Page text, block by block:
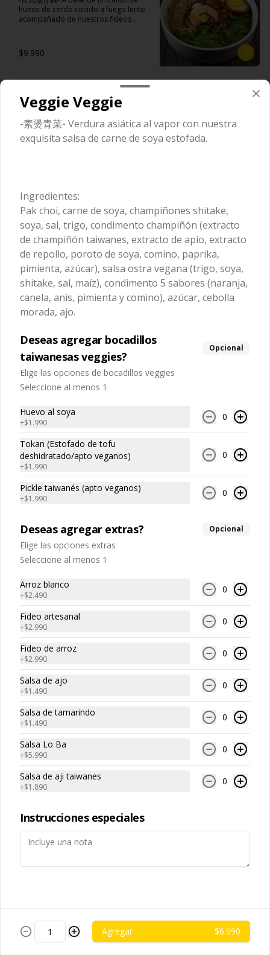
alcohol).
paprika, pimienta, azúcar) , harina de
trigo, pan rallado, maicena, zanahoria
salsa de soya, aceite, pimienta sal
brocoli (o choclo con pepino en su
champiñón taiwanes, extracto de apio,
comino, paprika, pimienta, azúcar,
huevo (opcional), jengibre, cebollín,
salsa de soya, ajo, agua, azúcar, mix
de hierbas (canela, anís, pimienta y
comino), mirin (azúcar, arroz, agua,
hueso de cerdo cocido a fuego lento
acompañado de nuestros fideos
ecuatorianos, medio huevo estilo
Taiwan y un toque de cilantro.
Ingredientes:
Panceta de cerdo ,cebolla morada
soya, azúcar, azúcar morena, miel y
condimento 5 sabores (naranja,
canela, anís, pimienta y comino),
arroz, agua, alcohol).
Ingredientes caldo:
Cerdo, sal, Maíz, soya, trigo, pollo, ajo,
pimienta, salsa satay (aceite de soya,
Pescado seco, Jengibre, trigo, sésamo,
cebollín, polvo coco, ají, camarón,
cebolla, maní, maíz, especies
orientales, sal, cardamomo, pimienta
negra, pimienta blanca).
$9.990
Espagueti Hocha
-滷肉乾拌麵- Deliciosos fideos frescos
artesanales (de trigo o de arroz)
acompañados de estofado de
panceta picada con especias y
condimentos nativos de Taiwan,
Ingredientes:
Panceta de cerdo picada, cebolla
morada picada, ajo, cebolla frita, salsa
de soya, azúcar, azúcar morena, miel y
condimento 5 sabores (naranja,
canela, anís, pimienta y comino),
pepino, zanahoria, salsa ostra vegana
(trigo, soya, shitake, sal, maíz).
Nio Rou Gyozas
-牛肉湯餃- Nuestro famoso caldo de
asado de tira con condimentos y
salsas nativas de Taiwán
acompañando de deliciosas gyozas
artesanales.
Ingredientes:
Hueso vacuno, asado de tira, pak choi,
ajo, cebolla blanca, cebollín, jengibre,
sabores (naranja, canela, anís,
pimienta y comino), aceite de sésamo,
azúcar, salsa de soya, salsa de poroto
(agua, poroto de soya, trigo, azúcar,
sal), salsa de soya, azúcar, salsa satay
(aceite de soya, pescado seco,
coco, ají, camarón, cebolla, maíz, maní,
especies orientales, sal, cardamomo,
pimienta negra, pimienta blanca).
Ingrediente gyozas: Carne de cerdo,
harina de trigo, repollo, cebollín, sal,
pimienta, salsa de soya, aceite de
sésamo, condimento 5 sabores
(naranja, canela, anís, pimienta y
comino).
$12.990
Nio Rou Mien
tira estrictamente seleccionado,
cocido a fuego lento con condimentos
y salsas nativas de Taiwán por mas de
tres horas acompañando de nuestros
fideos frescos artesanales.
Ingredientes:
Hueso vacuno, asado de tira, pak choi,
ajo, cebolla blanca, cebollín, jengibre,
zanahoria, bolsa de hierba (canela,
anís, pimienta y comino), condimento 5
sabores (naranja, canela, anís,
pimienta y comino), aceite de sésamo,
azúcar, salsa de soya, salsa de poroto
(agua, poroto de soya, trigo, azúcar,
sal), salsa de soya, azúcar, salsa satay
coco, ají, camarón, cebolla, maíz, maní,
especies orientales, sal, cardamomo,
pimienta negra, pimienta blanca).
$11.990
Ramen Taiwanés Veggie
Su Rou Mien
-素肉擔仔麵- A base de un caldo de
diferentes vegetales cocido a fuego
lento acompañado de nuestros fideos
artesanales frescos, dientes de
opcion de agregar medio huevo estilo
Taiwán. (APTO VEGANO)
Ingredientes:
Carne de soya, champiñones shitake,
ajo, cebolla morada, salsa de soya,
sal, trigo, azúcar, condimento
champiñón (extracto de champiñón
taiwanes, extracto de apio, extracto de
repollo, poroto de soya, comino,
paprika, pimienta, azúcar).
Ingredientes caldo: Champiñones,
cebolla blanca, zanahoria, repollo,
alga konbu, condimento champiñón
(extracto de champiñón taiwanes,
extracto de apio, extracto de repollo,
poroto de soya, comino, paprika,
pimienta, azúcar), satay veggie (aceite
de soya, salsa poroto de soya, aceite
de sesamo, sal, mani, pimienta,
cascara de naranja, curry, canela,
polvo de coco, aji, trigo), diente
jengibre, cebollín, salsa de soya, ajo,
agua, azúcar, mix de hierba (canela,
anís, pimienta y comino), mirin (azúcar,
$9.990
-素肉乾拌麵- Estofado de trosos de
carne de soya con especias y
condimentos de Taiwan, acompañado
artesanales, zanahoria y pepino
rallados. (APTO VEGANO)
Ingredientes:
Carne de soya, champiñones shitake,
ajo, cebolla morada, salsa de soya,
sal, trigo, azúcar, condimento
champiñón (extracto de champiñón
taiwanes, extracto de apio, extracto de
repollo, poroto de soya, comino,
paprika, pimienta, azúcar), salsa ostra
vegana (trigo, soya, shitake, sal, maíz),
condimento 5 sabores (naranja,
canela, anís, pimienta y comino),
pepino, zanahoria.
$8.990
Extras
Arroz Blanco
-白飯-
$2.490
Fideo de Arroz
-台灣米粉-
Fideos artesanales
-手工拉麵-
Veggie Veggie
-素燙青菜- Verdura asiática al vapor con nuestra
exquisita salsa de carne de soya estofada.
Ingredientes:
Pak choi, carne de soya, champiñones shitake,
soya, sal, trigo, condimento champiñón (extracto
de champiñón taiwanes, extracto de apio, extracto
de repollo, poroto de soya, comino, paprika,
pimienta, azúcar), salsa ostra vegana (trigo, soya,
shitake, sal, maíz), condimento 5 sabores (naranja,
canela, anís, pimienta y comino), azúcar, cebolla
morada, ajo.
Deseas agregar bocadillos
taiwanesas veggies?
Opcional
Elige las opciones de bocadillos veggies
Seleccione al menos 1
Huevo al soya
+$1.990
0
Tokan (Estofado de tofu
deshidratado/apto veganos)
+$1.990
0
Pickle taiwanés (apto veganos)
+$1.990
0
Deseas agregar extras? Opcional
Elige las opciones extras
Seleccione al menos 1
Arroz blanco
+$2.490
0
Fideo artesanal
+$2.990
0
Fideo de arroz
+$2.990
0
Salsa de ajo
+$1.490
0
Salsa de tamarindo
+$1.490
0
Salsa Lo Ba
+$5.990
0
Salsa de aji taiwanes
+$1.890
0
Instrucciones especiales
Agregar $6.990